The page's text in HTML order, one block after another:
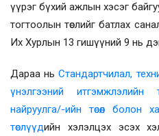
үүрэг бүхий ажлын хэсэг
тогтоолын төслийг батлах
Их Хурлын 13 гишүүний 9 нь
Дараа ньСтандартчилал,
үнэлгээний
найруулга/-ийн төсөл болон
төслүүдийн хэлэлцэх эсэх